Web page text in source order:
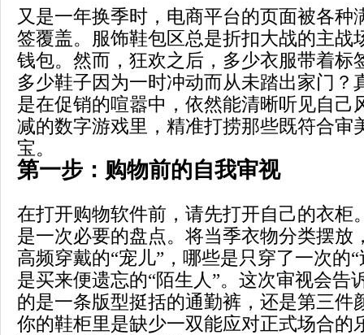
又是一年换季时，电商平台的页面被各种
签覆盖。服饰鞋包区总是折扣大战的主战
钱包。然而，狂欢之后，多少衣服带着标
多少鞋子因为一时冲动而从未踏出家门？
是在促销的喧嚣中，依然能清晰听见自己
减的数字游戏里，精准打捞那些既符合审
宝。
第一步：购物前的自我审视
在打开购物软件前，请先打开自己的衣柜
是一次必要的盘点。将当季衣物分类摆放
高频穿戴的“宠儿”，哪些是只穿了一次的
是买来便遗忘的“陌生人”。这次审视会告
的是一条版型挺括的通勤裤，还是第三件
你的鞋柜里是缺少一双能应对正式场合的